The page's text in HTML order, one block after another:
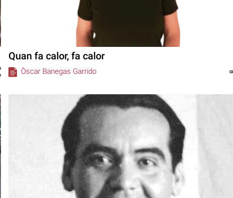
Quan fa calor, fa calor
Òscar Banegas Garrido